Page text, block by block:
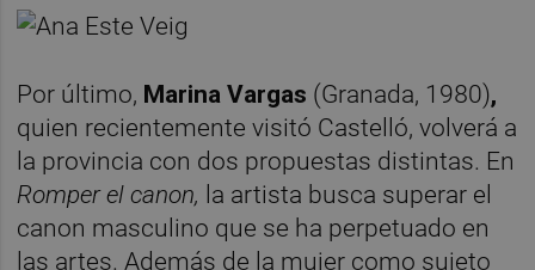
Por último, Marina Vargas (Granada, 1980),
quien recientemente visitó Castelló, volverá a
la provincia con dos propuestas distintas. En
Romper el canon, la artista busca superar el
canon masculino que se ha perpetuado en
las artes. Además de la mujer como sujeto